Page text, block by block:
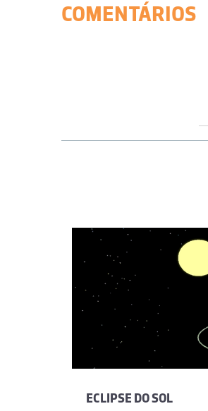
COMENTÁRIOS
ECLIPSE DO SOL